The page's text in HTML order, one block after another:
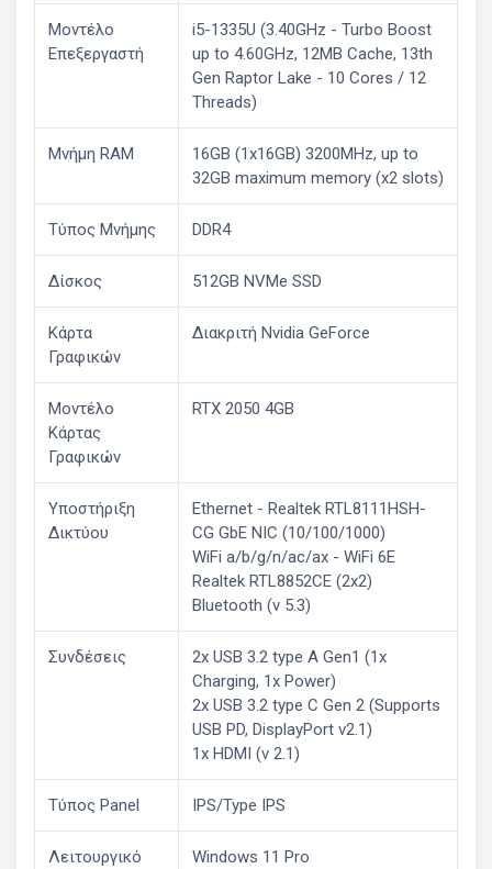
Μοντέλο
Επεξεργαστή
i5-1335U (3.40GHz - Turbo Boost
up to 4.60GHz, 12MB Cache, 13th
Gen Raptor Lake - 10 Cores / 12
Threads)
Μνήμη RAM
16GB (1x16GB) 3200MHz, up to
32GB maximum memory (x2 slots)
Τύπος Μνήμης DDR4
Δίσκος 512GB NVMe SSD
Κάρτα
Γραφικών
Διακριτή Nvidia GeForce
Μοντέλο
Κάρτας
Γραφικών
RTX 2050 4GB
Υποστήριξη
Δικτύου
Ethernet - Realtek RTL8111HSH-
CG GbE NIC (10/100/1000)
WiFi a/b/g/n/ac/ax - WiFi 6E
Realtek RTL8852CE (2x2)
Bluetooth (v 5.3)
Συνδέσεις
2x USB 3.2 type A Gen1 (1x
Charging, 1x Power)
2x USB 3.2 type C Gen 2 (Supports
USB PD, DisplayPort v2.1)
1x HDMI (v 2.1)
Τύπος Panel IPS/Type IPS
Λειτουργικό
Windows 11 Pro